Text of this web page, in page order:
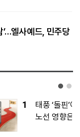
’…엘사예드, 민주당